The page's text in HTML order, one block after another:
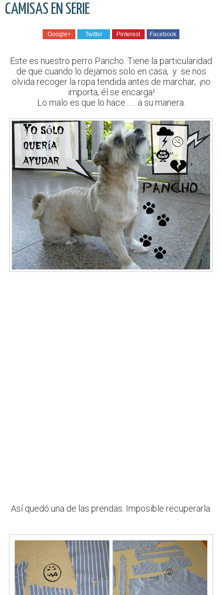
CAMISAS EN SERIE
Google+ Twitter Pinterest Facebook
Este es nuestro perro Pancho. Tiene la particularidad
de que cuando lo dejamos solo en casa, y se nos
olvida recoger la ropa tendida antes de marchar, ¡no
importa, él se encarga!
Lo malo es que lo hace....... a su manera.
Así quedó una de las prendas. Imposible recuperarla: